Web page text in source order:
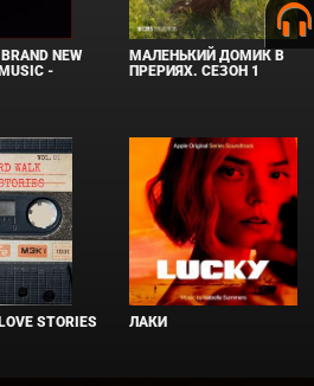
NEW
-
МАЛЕНЬКИЙ ДОМИК В
ПРЕРИЯХ. СЕЗОН 1
STORIES ЛАКИ